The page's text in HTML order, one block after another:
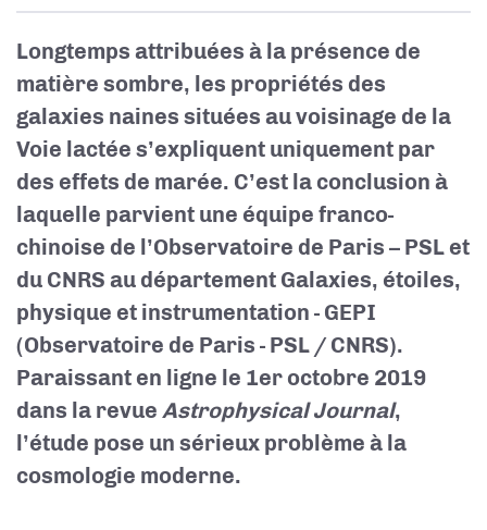
Longtemps attribuées à la présence de
matière sombre, les propriétés des
galaxies naines situées au voisinage de la
Voie lactée s’expliquent uniquement par
des effets de marée. C’est la conclusion à
laquelle parvient une équipe franco-
chinoise de l’Observatoire de Paris – PSL et
du CNRS au département Galaxies, étoiles,
physique et instrumentation - GEPI
(Observatoire de Paris - PSL / CNRS).
Paraissant en ligne le 1er octobre 2019
dans la revue Astrophysical Journal,
l’étude pose un sérieux problème à la
cosmologie moderne.